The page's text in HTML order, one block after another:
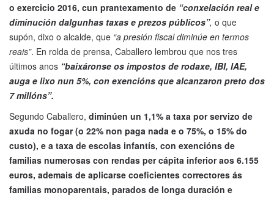
o exercicio 2016, cun prantexamento de “conxelación real e
diminución dalgunhas taxas e prezos públicos”, o que
supón, dixo o alcalde, que “a presión fiscal diminúe en termos
reais”. En rolda de prensa, Caballero lembrou que nos tres
últimos anos “baixáronse os impostos de rodaxe, IBI, IAE,
auga e lixo nun 5%, con exencións que alcanzaron preto dos
7 millóns”.
Segundo Caballero, diminúen un 1,1% a taxa por servizo de
axuda no fogar (o 22% non paga nada e o 75%, o 15% do
custo), e a taxa de escolas infantís, con exencións de
familias numerosas con rendas per cápita inferior aos 6.155
euros, ademais de aplicarse coeficientes correctores ás
familias monoparentais, parados de longa duración e